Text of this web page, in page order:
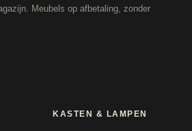
Meubels op afbetaling, zonder
KASTEN & LAMPEN